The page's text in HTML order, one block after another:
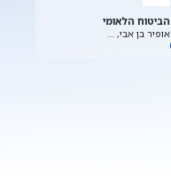
הביטוח הלאומי
אופיר בן אבי, …